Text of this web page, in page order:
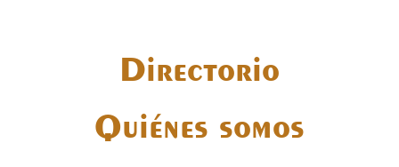
Directorio
Quiénes somos